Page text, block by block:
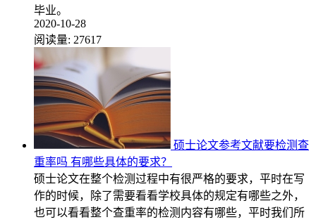
毕业。
2020-10-28
阅读量: 27617
硕士论文参考文献要检测查
重率吗 有哪些具体的要求？
硕士论文在整个检测过程中有很严格的要求，平时在写
作的时候，除了需要看看学校具体的规定有哪些之外，
也可以看看整个查重率的检测内容有哪些，平时我们所